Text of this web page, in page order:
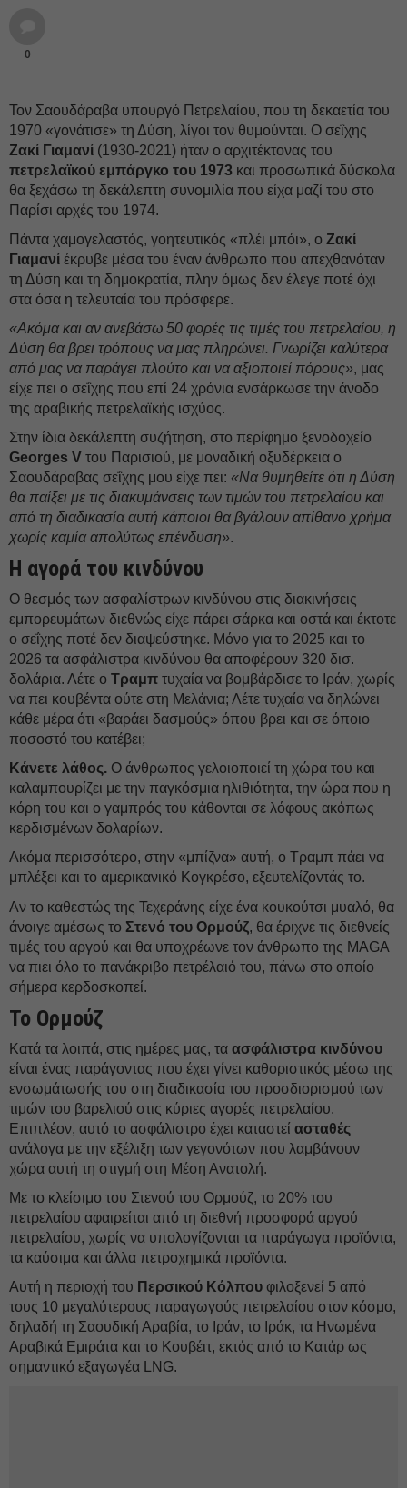
0
Τον Σαουδάραβα υπουργό Πετρελαίου, που τη δεκαετία του
1970 «γονάτισε» τη Δύση, λίγοι τον θυμούνται. Ο σεΐχης
Ζακί Γιαμανί (1930-2021) ήταν ο αρχιτέκτονας του
πετρελαϊκού εμπάργκο του 1973 και προσωπικά δύσκολα
θα ξεχάσω τη δεκάλεπτη συνομιλία που είχα μαζί του στο
Παρίσι αρχές του 1974.
Πάντα χαμογελαστός, γοητευτικός «πλέι μπόι», ο Ζακί
Γιαμανί έκρυβε μέσα του έναν άνθρωπο που απεχθανόταν
τη Δύση και τη δημοκρατία, πλην όμως δεν έλεγε ποτέ όχι
στα όσα η τελευταία του πρόσφερε.
«Ακόμα και αν ανεβάσω 50 φορές τις τιμές του πετρελαίου, η
Δύση θα βρει τρόπους να μας πληρώνει. Γνωρίζει καλύτερα
από μας να παράγει πλούτο και να αξιοποιεί πόρους», μας
είχε πει ο σεΐχης που επί 24 χρόνια ενσάρκωσε την άνοδο
της αραβικής πετρελαϊκής ισχύος.
Στην ίδια δεκάλεπτη συζήτηση, στο περίφημο ξενοδοχείο
Georges V του Παρισιού, με μοναδική οξυδέρκεια ο
Σαουδάραβας σεΐχης μου είχε πει: «Να θυμηθείτε ότι η Δύση
θα παίξει με τις διακυμάνσεις των τιμών του πετρελαίου και
από τη διαδικασία αυτή κάποιοι θα βγάλουν απίθανο χρήμα
χωρίς καμία απολύτως επένδυση».
Η αγορά του κινδύνου
Ο θεσμός των ασφαλίστρων κινδύνου στις διακινήσεις
εμπορευμάτων διεθνώς είχε πάρει σάρκα και οστά και έκτοτε
ο σεΐχης ποτέ δεν διαψεύστηκε. Μόνο για το 2025 και το
2026 τα ασφάλιστρα κινδύνου θα αποφέρουν 320 δισ.
δολάρια. Λέτε ο Τραμπ τυχαία να βομβάρδισε το Ιράν, χωρίς
να πει κουβέντα ούτε στη Μελάνια; Λέτε τυχαία να δηλώνει
κάθε μέρα ότι «βαράει δασμούς» όπου βρει και σε όποιο
ποσοστό του κατέβει;
Κάνετε λάθος. Ο άνθρωπος γελοιοποιεί τη χώρα του και
καλαμπουρίζει με την παγκόσμια ηλιθιότητα, την ώρα που η
κόρη του και ο γαμπρός του κάθονται σε λόφους ακόπως
κερδισμένων δολαρίων.
Ακόμα περισσότερο, στην «μπίζνα» αυτή, ο Τραμπ πάει να
μπλέξει και το αμερικανικό Κογκρέσο, εξευτελίζοντάς το.
Αν το καθεστώς της Τεχεράνης είχε ένα κουκούτσι μυαλό, θα
άνοιγε αμέσως το Στενό του Ορμούζ, θα έριχνε τις διεθνείς
τιμές του αργού και θα υποχρέωνε τον άνθρωπο της MAGA
να πιει όλο το πανάκριβο πετρέλαιό του, πάνω στο οποίο
σήμερα κερδοσκοπεί.
Το Ορμούζ
Κατά τα λοιπά, στις ημέρες μας, τα ασφάλιστρα κινδύνου
είναι ένας παράγοντας που έχει γίνει καθοριστικός μέσω της
ενσωμάτωσής του στη διαδικασία του προσδιορισμού των
τιμών του βαρελιού στις κύριες αγορές πετρελαίου.
Επιπλέον, αυτό το ασφάλιστρο έχει καταστεί ασταθές
ανάλογα με την εξέλιξη των γεγονότων που λαμβάνουν
χώρα αυτή τη στιγμή στη Μέση Ανατολή.
Με το κλείσιμο του Στενού του Ορμούζ, το 20% του
πετρελαίου αφαιρείται από τη διεθνή προσφορά αργού
πετρελαίου, χωρίς να υπολογίζονται τα παράγωγα προϊόντα,
τα καύσιμα και άλλα πετροχημικά προϊόντα.
Αυτή η περιοχή του Περσικού Κόλπου φιλοξενεί 5 από
τους 10 μεγαλύτερους παραγωγούς πετρελαίου στον κόσμο,
δηλαδή τη Σαουδική Αραβία, το Ιράν, το Ιράκ, τα Ηνωμένα
Αραβικά Εμιράτα και το Κουβέιτ, εκτός από το Κατάρ ως
σημαντικό εξαγωγέα LNG.